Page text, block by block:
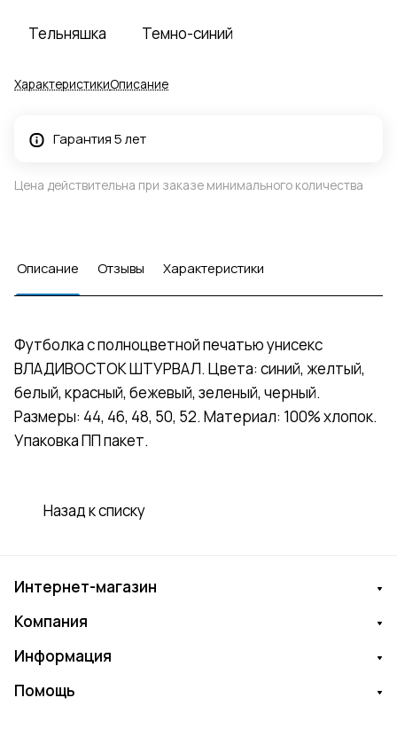
Тельняшка Темно-синий
ХарактеристикиОписание
Гарантия 5 лет
Цена действительна при заказе минимального количества
Описание Отзывы Характеристики
Футболка с полноцветной печатью унисекс
ВЛАДИВОСТОК ШТУРВАЛ. Цвета: синий, желтый,
белый, красный, бежевый, зеленый, черный.
Размеры: 44, 46, 48, 50, 52. Материал: 100% хлопок.
Упаковка ПП пакет.
Назад к списку
Интернет-магазин
Компания
Информация
Помощь